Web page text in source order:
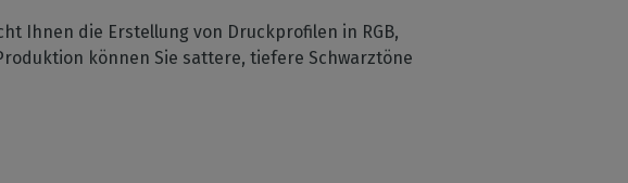
Ihnen die Erstellung von Druckprofilen in RGB,
können Sie sattere, tiefere Schwarztöne